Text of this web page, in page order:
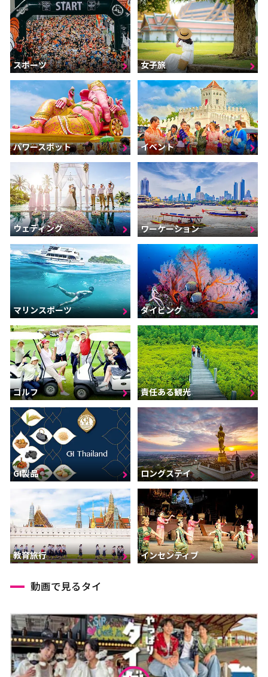
スポーツ 女子旅
パワースポット イベント
ウェディング ワーケーション
マリンスポーツ ダイビング
ゴルフ 責任ある観光
GI製品 ロングステイ
教育旅行 インセンティブ
動画で見るタイ